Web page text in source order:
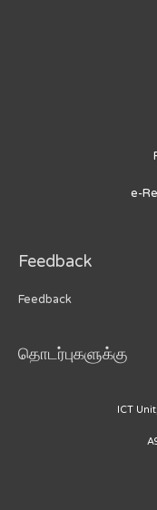
e-
Feedback
Feedback
தொடர்புகளுக்கு
ICT